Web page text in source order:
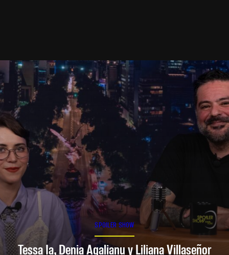
SPOILER SHOW
Tessa Ia, Denia Agalianu y Liliana Villaseñor